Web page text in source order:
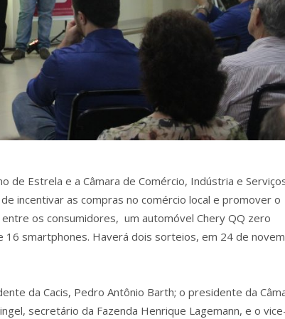
de Estrela e a Câmara de Comércio, Indústria e
incentivar as compras no comércio local e promover o
os consumidores, um automóvel Chery QQ zero
smartphones. Haverá dois sorteios, em 24 de
da Cacis, Pedro Antônio Barth; o presidente da
secretário da Fazenda Henrique Lagemann, e o